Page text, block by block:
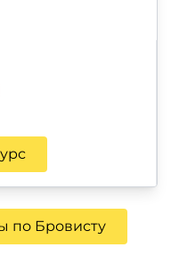
по Бровисту